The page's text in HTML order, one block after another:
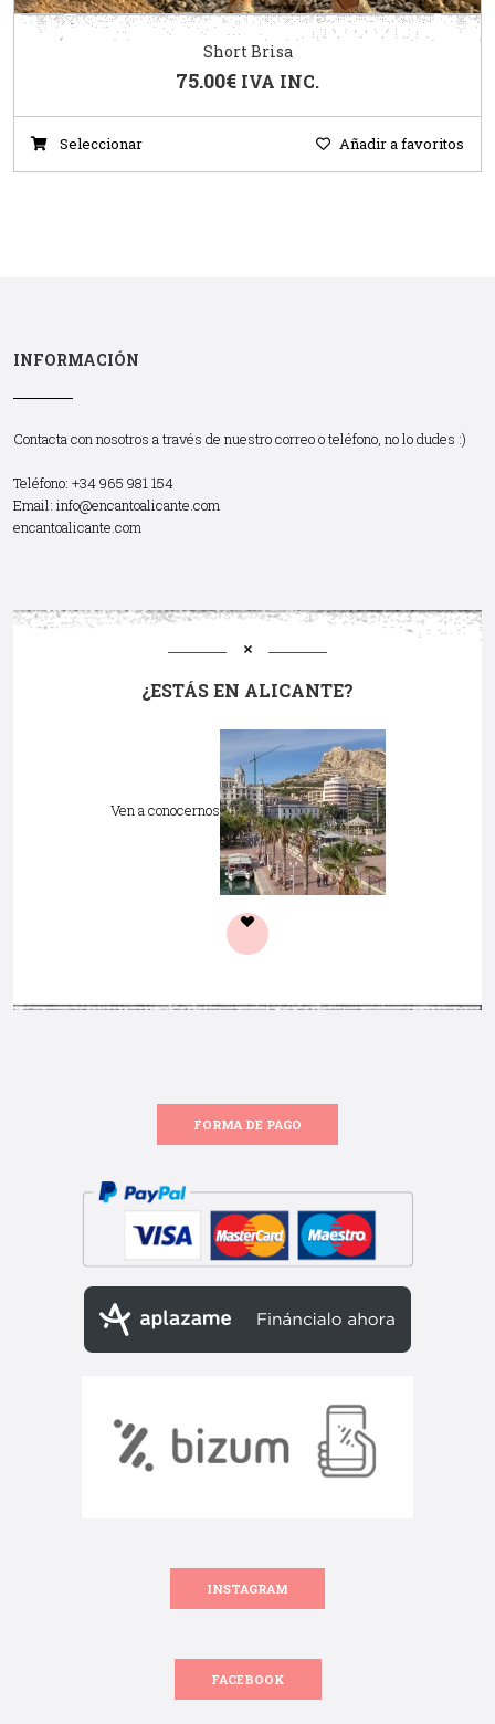
Short Brisa
75.00€ IVA INC.
Seleccionar Añadir a favoritos
INFORMACIÓN
Contacta con nosotros a través de nuestro correo o teléfono, no lo dudes :)
Teléfono: +34 965 981 154
Email: info@encantoalicante.com
encantoalicante.com
¿ESTÁS EN ALICANTE?
Ven a conocernos
FORMA DE PAGO
INSTAGRAM
FACEBOOK